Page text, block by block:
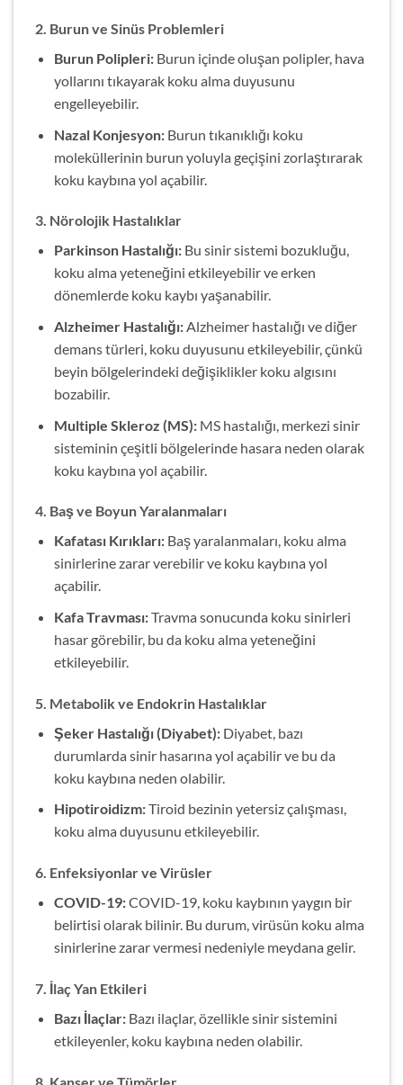
2. Burun ve Sinüs Problemleri
Burun Polipleri:Burun içinde oluşan polipler, hava
yollarını tıkayarak koku alma duyusunu
engelleyebilir.
Nazal Konjesyon:Burun tıkanıklığı koku
moleküllerinin burun yoluyla geçişini zorlaştırarak
koku kaybına yol açabilir.
3. Nörolojik Hastalıklar
Parkinson Hastalığı:Bu sinir sistemi bozukluğu,
koku alma yeteneğini etkileyebilir ve erken
dönemlerde koku kaybı yaşanabilir.
Alzheimer Hastalığı:Alzheimer hastalığı ve diğer
demans türleri, koku duyusunu etkileyebilir, çünkü
beyin bölgelerindeki değişiklikler koku algısını
bozabilir.
Multiple Skleroz (MS):MS hastalığı, merkezi sinir
sisteminin çeşitli bölgelerinde hasara neden olarak
koku kaybına yol açabilir.
4. Baş ve Boyun Yaralanmaları
Kafatası Kırıkları:Baş yaralanmaları, koku alma
sinirlerine zarar verebilir ve koku kaybına yol
açabilir.
Kafa Travması:Travma sonucunda koku sinirleri
hasar görebilir, bu da koku alma yeteneğini
etkileyebilir.
5. Metabolik ve Endokrin Hastalıklar
Şeker Hastalığı (Diyabet):Diyabet, bazı
durumlarda sinir hasarına yol açabilir ve bu da
koku kaybına neden olabilir.
Hipotiroidizm:Tiroid bezinin yetersiz çalışması,
koku alma duyusunu etkileyebilir.
6. Enfeksiyonlar ve Virüsler
COVID-19:COVID-19, koku kaybının yaygın bir
belirtisi olarak bilinir. Bu durum, virüsün koku alma
sinirlerine zarar vermesi nedeniyle meydana gelir.
7. İlaç Yan Etkileri
Bazı İlaçlar:Bazı ilaçlar, özellikle sinir sistemini
etkileyenler, koku kaybına neden olabilir.